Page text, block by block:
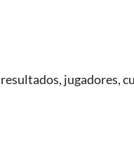
jugadores,